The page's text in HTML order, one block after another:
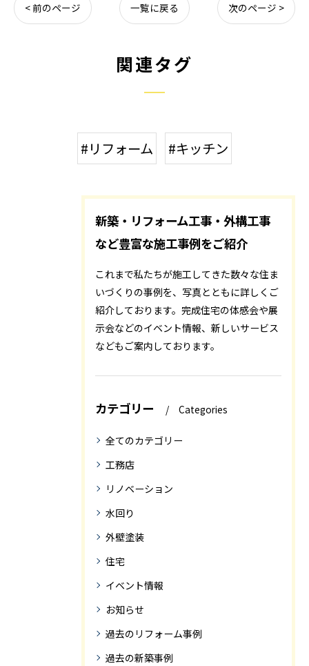
< 前のページ 一覧に戻る 次のページ >
関連タグ
#リフォーム #キッチン
新築・リフォーム工事・外構工事
など豊富な施工事例をご紹介
これまで私たちが施工してきた数々な住ま
いづくりの事例を、写真とともに詳しくご
紹介しております。完成住宅の体感会や展
示会などのイベント情報、新しいサービス
などもご案内しております。
カテゴリー Categories
全てのカテゴリー
工務店
リノベーション
水回り
外壁塗装
住宅
イベント情報
お知らせ
過去のリフォーム事例
過去の新築事例